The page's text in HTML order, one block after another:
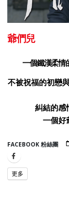
爺們兒
一個鐵漢柔情
不被祝福的初戀
糾結的感
一個好
FACEBOOK 粉絲團
更多